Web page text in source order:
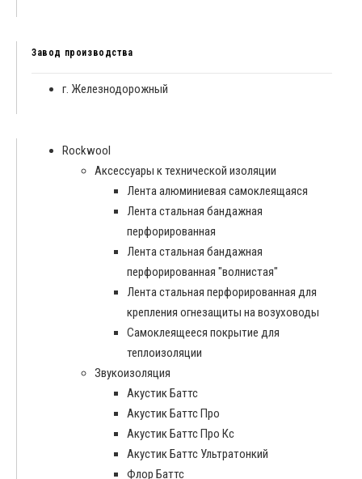
Завод производства
г. Железнодорожный
Rockwool
Аксессуары к технической изоляции
Лента алюминиевая самоклеящаяся
Лента стальная бандажная
перфорированная
Лента стальная бандажная
перфорированная "волнистая"
Лента стальная перфорированная для
крепления огнезащиты на возуховоды
Самоклеящееся покрытие для
теплоизоляции
Звукоизоляция
Акустик Баттс
Акустик Баттс Про
Акустик Баттс Про Кс
Акустик Баттс Ультратонкий
Флор Баттс